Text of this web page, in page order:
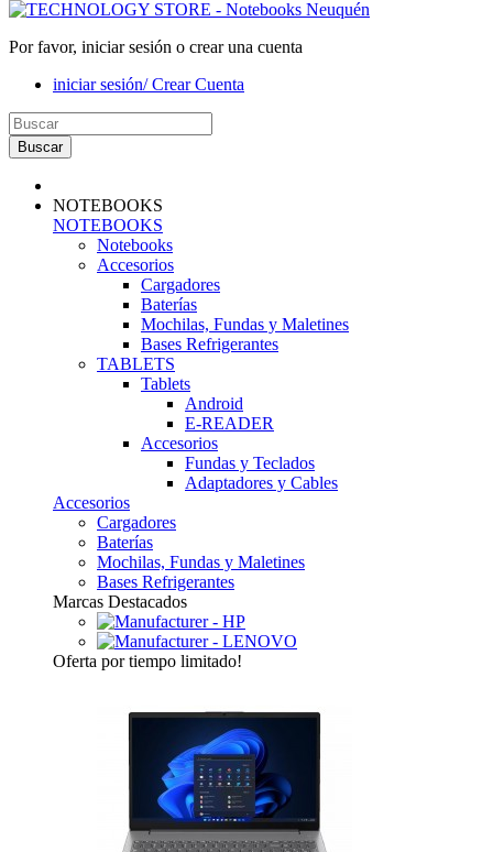
Por favor, iniciar sesión o crear una cuenta
iniciar sesión/ Crear Cuenta
Buscar
NOTEBOOKS
NOTEBOOKS
Notebooks
Accesorios
Cargadores
Baterías
Mochilas, Fundas y Maletines
Bases Refrigerantes
TABLETS
Tablets
Android
E-READER
Accesorios
Fundas y Teclados
Adaptadores y Cables
Accesorios
Cargadores
Baterías
Mochilas, Fundas y Maletines
Bases Refrigerantes
Marcas Destacados
Oferta por tiempo limitado!